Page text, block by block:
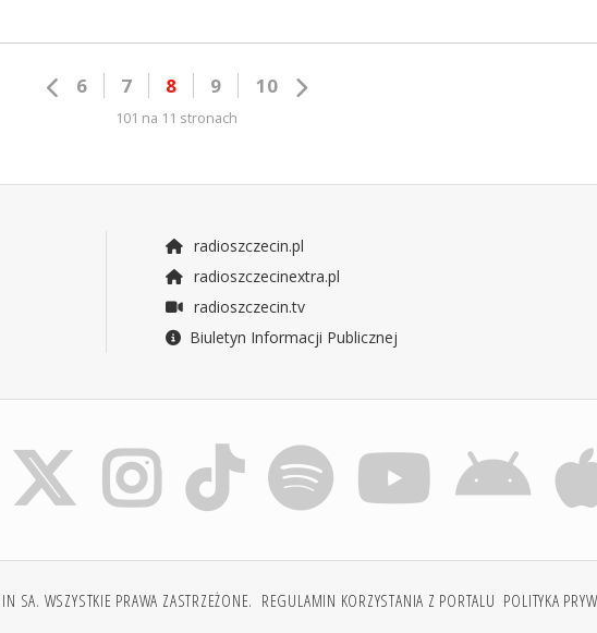
6 7 8 9 10
101 na 11 stronach
radioszczecin.pl
radioszczecinextra.pl
radioszczecin.tv
Biuletyn Informacji Publicznej
SA. WSZYSTKIE PRAWA ZASTRZEŻONE. REGULAMIN KORZYSTANIA Z PORTALU POLITYKA